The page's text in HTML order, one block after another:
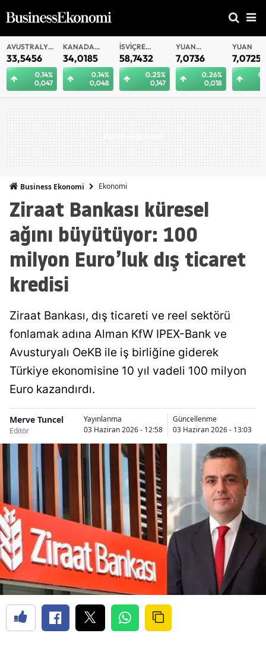
AVUSTRALYA
DOLARI
33,5456
0.14%
0,047
KANADA
DOLARI
34,0185
0.14%
0,048
İSVIÇRE
FRANKI
58,7432
0.25%
0,147
YUAN
OFFSHORE
7,0736
0.26%
0,018
YUAN
7,0725
Business Ekonomi Ekonomi
Ziraat Bankası küresel
ağını büyütüyor: 100
milyon Euro’luk dış ticaret
kredisi
Ziraat Bankası, dış ticareti ve reel sektörü
fonlamak adına Alman KfW IPEX-Bank ve
Avusturyalı OeKB ile iş birliğine giderek
Türkiye ekonomisine 10 yıl vadeli 100 milyon
Euro kazandırdı.
Merve Tuncel
Editör
Yayınlanma
03 Haziran 2026 - 12:58
Güncellenme
03 Haziran 2026 - 13:03